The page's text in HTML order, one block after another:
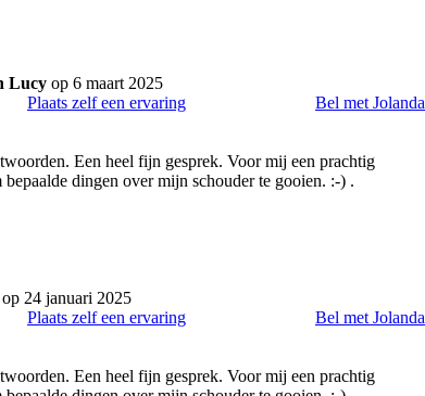
Lucy op 6 maart 2025
Plaats zelf een ervaring
Bel met Jolanda
Een heel fijn gesprek. Voor mij een prachtig
dingen over mijn schouder te gooien. :-) .
op 24 januari 2025
Plaats zelf een ervaring
Bel met Jolanda
Een heel fijn gesprek. Voor mij een prachtig